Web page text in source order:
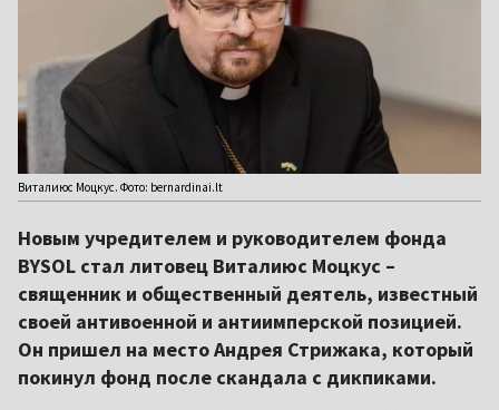
Виталиюс Моцкус. Фото: bernardinai.lt
Новым учредителем и руководителем фонда
BYSOL стал литовец Виталиюс Моцкус –
священник и общественный деятель, известный
своей антивоенной и антиимперской позицией.
Он пришел на место Андрея Стрижака, который
покинул фонд после скандала с дикпиками.